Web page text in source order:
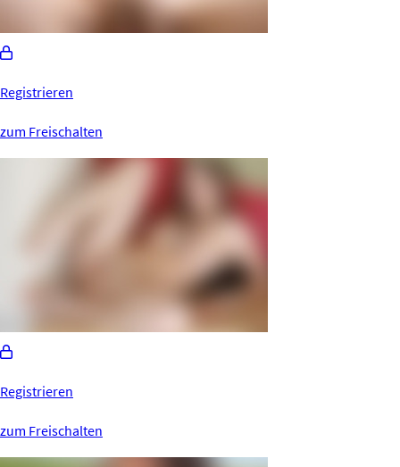
Registrieren
zum Freischalten
Registrieren
zum Freischalten